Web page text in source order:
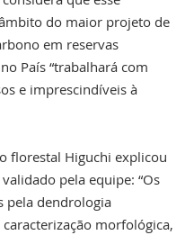
do maior projeto de
em reservas
País “trabalhará com
e imprescindíveis à
florestal Higuchi explicou
pela equipe: “Os
pela dendrologia
morfológica,